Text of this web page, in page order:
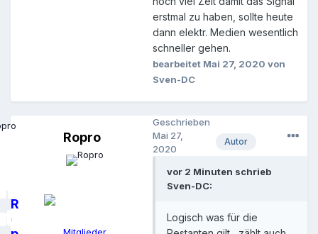
erstmal zu haben, sollte heute
dann elektr. Medien wesentlich
schneller gehen.
bearbeitet Mai 27, 2020 von
Sven-DC
R
o
Ropro Autor
Geschrieben
Mai 27,
2020
vor 2 Minuten schrieb
Sven-DC:
Logisch was für die